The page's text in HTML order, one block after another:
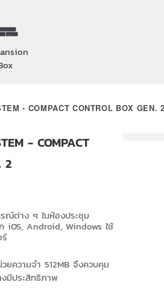
- COMPACT CONTROL BOX GEN. 2
- COMPACT
2
ณ์ต่าง ๆ ในห้องประชุม
iOS, Android, Windows ใช้
ความจำ 512MB จึงควบคุม
มีประสิทธิภาพ